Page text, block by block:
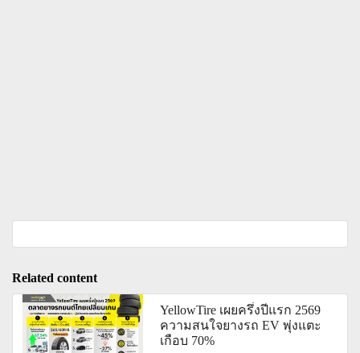
Related content
YellowTire เผยครึ่งปีแรก 2569
ความสนใจยางรถ EV พุ่งแตะ
เกือบ 70%